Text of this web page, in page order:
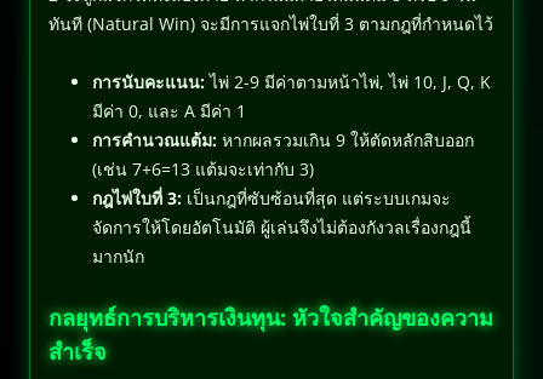
ทันที (Natural Win) จะมีการแจกไพ่ใบที่ 3 ตามกฎที่กำหนดไว้
การนับคะแนน:ไพ่ 2-9 มีค่าตามหน้าไพ่, ไพ่ 10, J, Q, K
มีค่า 0, และ A มีค่า 1
การคำนวณแต้ม: หากผลรวมเกิน 9 ให้ตัดหลักสิบออก
(เช่น 7+6=13 แต้มจะเท่ากับ 3)
กฎไพ่ใบที่ 3: เป็นกฎที่ซับซ้อนที่สุด แต่ระบบเกมจะ
จัดการให้โดยอัตโนมัติ ผู้เล่นจึงไม่ต้องกังวลเรื่องกฎนี้
มากนัก
กลยุทธ์การบริหารเงินทุน: หัวใจสำคัญของความ
สำเร็จ